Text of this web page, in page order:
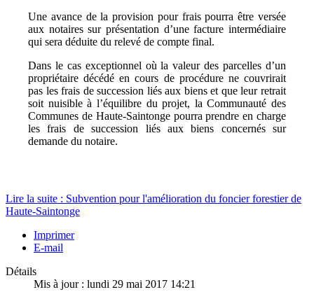
Une avance de la provision pour frais pourra être versée
aux notaires sur présentation d’une facture intermédiaire
qui sera déduite du relevé de compte final.
Dans le cas exceptionnel où la valeur des parcelles d’un
propriétaire décédé en cours de procédure ne couvrirait
pas les frais de succession liés aux biens et que leur retrait
soit nuisible à l’équilibre du projet, la Communauté des
Communes de Haute-Saintonge pourra prendre en charge
les frais de succession liés aux biens concernés sur
demande du notaire.
Lire la suite : Subvention pour l'amélioration du foncier forestier de
Haute-Saintonge
Imprimer
E-mail
Détails
Mis à jour : lundi 29 mai 2017 14:21